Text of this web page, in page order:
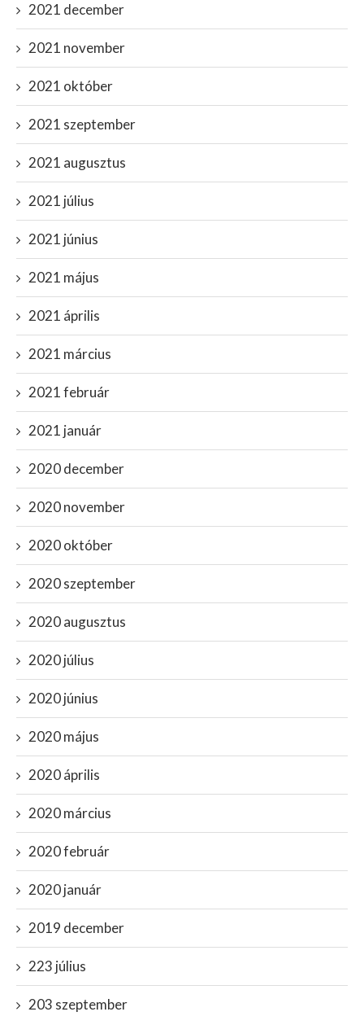
2021 december
2021 november
2021 október
2021 szeptember
2021 augusztus
2021 július
2021 június
2021 május
2021 április
2021 március
2021 február
2021 január
2020 december
2020 november
2020 október
2020 szeptember
2020 augusztus
2020 július
2020 június
2020 május
2020 április
2020 március
2020 február
2020 január
2019 december
223 július
203 szeptember